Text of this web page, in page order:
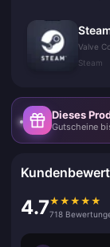
Valve
Steam
Dieses
4.7★ ★ ★ ★ ★
718